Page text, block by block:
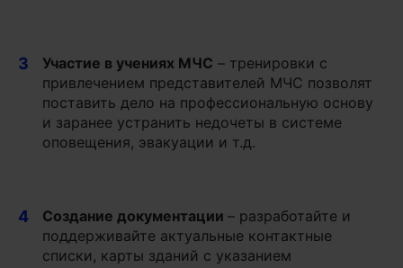
3 Участие в учениях МЧС – тренировки с
привлечением представителей МЧС позволят
поставить дело на профессиональную основу
и заранее устранить недочеты в системе
оповещения, эвакуации и т.д.
4 Создание документации – разработайте и
поддерживайте актуальные контактные
списки, карты зданий с указанием